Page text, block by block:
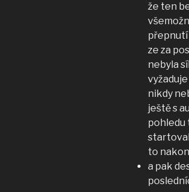
že ten
přepnutí
ze za
nebyla
nikdy
ještě s
pohledu
to
a pak